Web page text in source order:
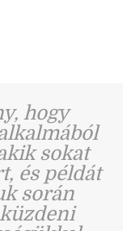
hogy
sokat
és példát
során